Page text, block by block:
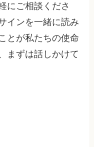
にご相談くださ
インを一緒に読み
とが私たちの使命
まずは話しかけて